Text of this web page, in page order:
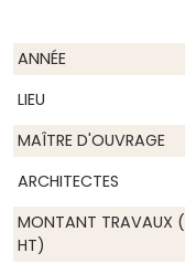
ANNÉE
LIEU
MAÎTRE D'OUVRAGE
ARCHITECTES
MONTANT TRAVAUX
HT)